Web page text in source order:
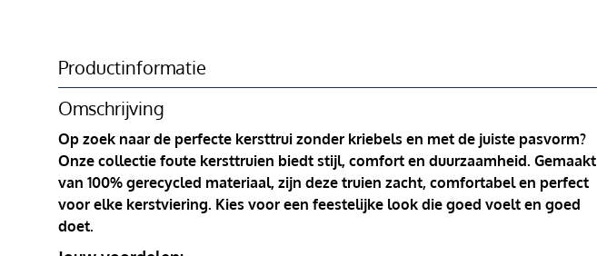
Productinformatie
Omschrijving
Op zoek naar de perfecte kersttrui zonder kriebels en met de juiste pasvorm?
Onze collectie foute kersttruien biedt stijl, comfort en duurzaamheid. Gemaakt
van 100% gerecycled materiaal, zijn deze truien zacht, comfortabel en perfect
voor elke kerstviering. Kies voor een feestelijke look die goed voelt en goed
doet.